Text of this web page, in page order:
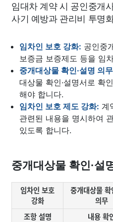
임대차 계약 시 공인중개
사기 예방과 관리비 투명
임차인 보호 강화: 공인중
보증금 보증제도 등을 임
중개대상물 확인·설명 의
대상물 확인·설명서로 확
해야 합니다.
임차인 보호 제도 강화: 계
관련된 내용을 명시하여
있도록 합니다.
중개대상물 확인·설
임차인 보호
강화
중개대상물 확
의무
조항 설명 내용 확